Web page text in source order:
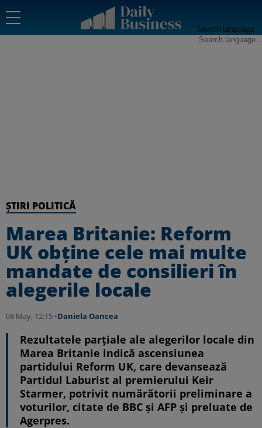
Search language
ȘTIRI POLITICĂ
Marea Britanie: Reform
UK obţine cele mai multe
mandate de consilieri în
alegerile locale
08 May, 12:15 •Daniela Oancea
Rezultatele parțiale ale alegerilor locale din
Marea Britanie indică ascensiunea
partidului Reform UK, care devansează
Partidul Laburist al premierului Keir
Starmer, potrivit numărătorii preliminare a
voturilor, citate de BBC și AFP și preluate de
Agerpres.